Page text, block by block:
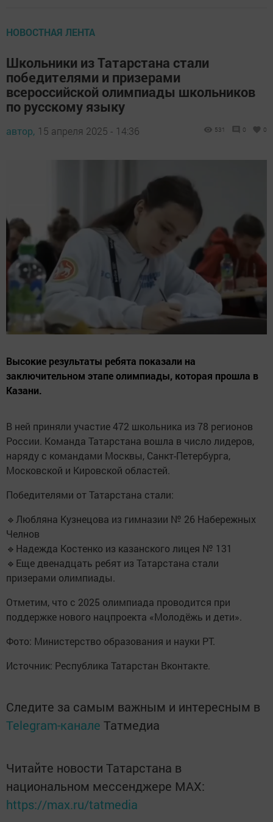
НОВОСТНАЯ ЛЕНТА
Школьники из Татарстана стали
победителями и призерами
всероссийской олимпиады школьников
по русскому языку
автор, 15 апреля 2025 - 14:36 531 0 0
Высокие результаты ребята показали на
заключительном этапе олимпиады, которая прошла в
Казани.
В ней приняли участие 472 школьника из 78 регионов
России. Команда Татарстана вошла в число лидеров,
наряду с командами Москвы, Санкт-Петербурга,
Московской и Кировской областей.
Победителями от Татарстана стали:
🔹Любляна Кузнецова из гимназии № 26 Набережных
Челнов
🔹Надежда Костенко из казанского лицея № 131
🔹Еще двенадцать ребят из Татарстана стали
призерами олимпиады.
Отметим, что с 2025 олимпиада проводится при
поддержке нового нацпроекта «Молодёжь и дети».
Фото: Министерство образования и науки РТ.
Источник: Республика Татарстан Вконтакте.
Следите за самым важным и интересным в
Telegram-канале Татмедиа
Читайте новости Татарстана в
национальном мессенджере MАХ:
https://max.ru/tatmedia